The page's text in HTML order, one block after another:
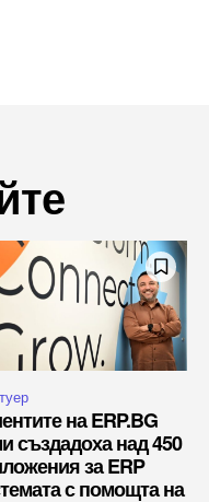
на ERP.BG
създадоха над 450
за ERP
с помощта на